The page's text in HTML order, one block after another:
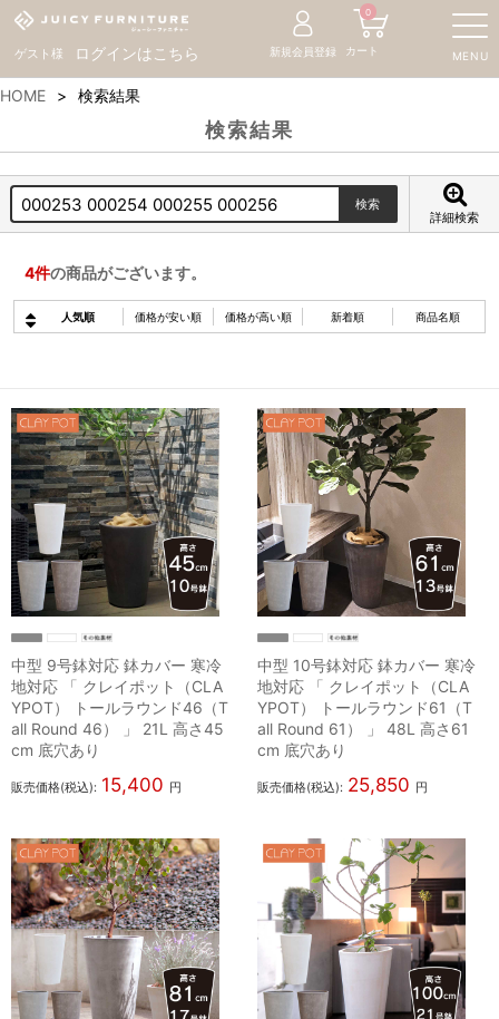
ゲスト様 ログインはこちら MENU
新規会員登録 カート
0
HOME 検索結果
検索結果
詳細検索
4件の商品がございます。
人気順 価格が安い順 価格が高い順 新着順 商品名順
中型 9号鉢対応 鉢カバー 寒冷
地対応 「 クレイポット（CLA
YPOT） トールラウンド46（T
all Round 46） 」 21L 高さ45
cm 底穴あり
販売価格(税込): 15,400 円
中型 10号鉢対応 鉢カバー 寒冷
地対応 「 クレイポット（CLA
YPOT） トールラウンド61（T
all Round 61） 」 48L 高さ61
cm 底穴あり
販売価格(税込): 25,850 円